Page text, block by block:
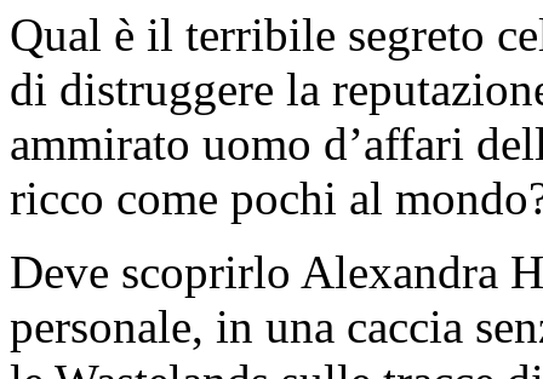
Qual è il terribile segreto
di distruggere la
ammirato uomo d’affari
ricco come pochi al
Deve scoprirlo Alexandra
personale, in una caccia